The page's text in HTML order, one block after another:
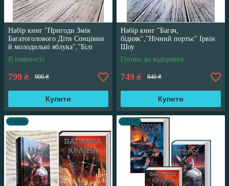
Набір книг "Пригоди Змія
Багатоголового Діти Сонцівни
й молодильні яблука","Білі
перлини для Білої Королеви"
В наявності
799 ₴ 900 ₴
Купити
Набір книг "Багач,
бідняк","Нічний портьє" Ірвін
Шоу
Готово до відправки
749 ₴ 840 ₴
Купити
–11% –11%